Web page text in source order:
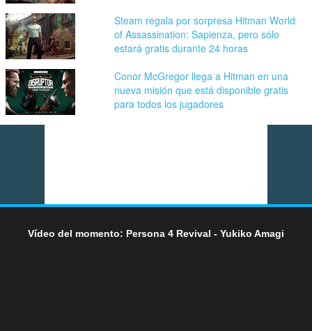
Steam regala por sorpresa Hitman World
of Assassination: Sapienza, pero sólo
estará gratis durante 24 horas
Conor McGregor llega a Hitman en una
nueva misión que está disponible gratis
para todos los jugadores
Vídeo del momento: Persona 4 Revival - Yukiko Amagi